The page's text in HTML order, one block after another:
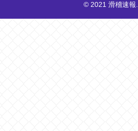
© 2021 滑稽速報.